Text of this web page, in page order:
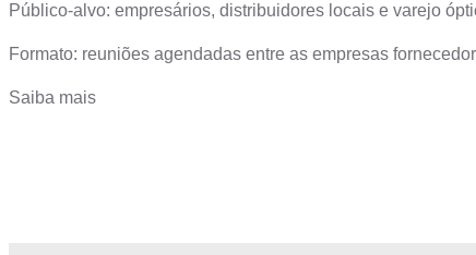
Público-alvo: empresários, distribuidores locais e varejo
Formato: reuniões agendadas entre as empresas
Saiba mais